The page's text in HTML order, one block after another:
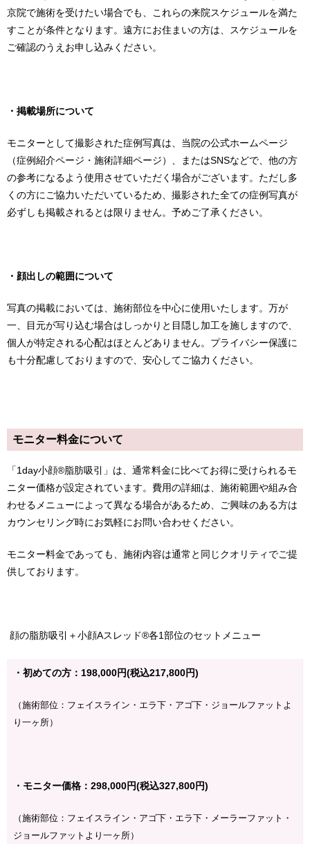
京院で施術を受けたい場合でも、これらの来院スケジュールを満た
すことが条件となります。遠方にお住まいの方は、スケジュールを
ご確認のうえお申し込みください。
・掲載場所について
モニターとして撮影された症例写真は、当院の公式ホームページ
（症例紹介ページ・施術詳細ページ）、またはSNSなどで、他の方
の参考になるよう使用させていただく場合がございます。ただし多
くの方にご協力いただいているため、撮影された全ての症例写真が
必ずしも掲載されるとは限りません。予めご了承ください。
・顔出しの範囲について
写真の掲載においては、施術部位を中心に使用いたします。万が
一、目元が写り込む場合はしっかりと目隠し加工を施しますので、
個人が特定される心配はほとんどありません。プライバシー保護に
も十分配慮しておりますので、安心してご協力ください。
モニター料金について
「1day小顔®脂肪吸引」は、通常料金に比べてお得に受けられるモ
ニター価格が設定されています。費用の詳細は、施術範囲や組み合
わせるメニューによって異なる場合があるため、ご興味のある方は
カウンセリング時にお気軽にお問い合わせください。
モニター料金であっても、施術内容は通常と同じクオリティでご提
供しております。
顔の脂肪吸引＋小顔Aスレッド®︎各1部位のセットメニュー
・初めての方：198,000円(税込217,800円)
（施術部位：フェイスライン・エラ下・アゴ下・ジョールファットよ
り一ヶ所）
・モニター価格：298,000円(税込327,800円)
（施術部位：フェイスライン・アゴ下・エラ下・メーラーファット・
ジョールファットより一ヶ所）